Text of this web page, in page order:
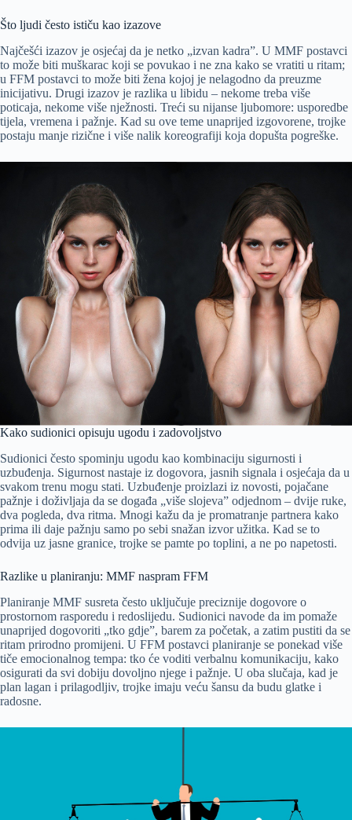
Što ljudi često ističu kao izazove
Najčešći izazov je osjećaj da je netko „izvan kadra”. U MMF postavci
to može biti muškarac koji se povukao i ne zna kako se vratiti u ritam;
u FFM postavci to može biti žena kojoj je nelagodno da preuzme
inicijativu. Drugi izazov je razlika u libidu – nekome treba više
poticaja, nekome više nježnosti. Treći su nijanse ljubomore: usporedbe
tijela, vremena i pažnje. Kad su ove teme unaprijed izgovorene, trojke
postaju manje rizične i više nalik koreografiji koja dopušta pogreške.
Kako sudionici opisuju ugodu i zadovoljstvo
Sudionici često spominju ugodu kao kombinaciju sigurnosti i
uzbuđenja. Sigurnost nastaje iz dogovora, jasnih signala i osjećaja da u
svakom trenu mogu stati. Uzbuđenje proizlazi iz novosti, pojačane
pažnje i doživljaja da se događa „više slojeva” odjednom – dvije ruke,
dva pogleda, dva ritma. Mnogi kažu da je promatranje partnera kako
prima ili daje pažnju samo po sebi snažan izvor užitka. Kad se to
odvija uz jasne granice, trojke se pamte po toplini, a ne po napetosti.
Razlike u planiranju: MMF naspram FFM
Planiranje MMF susreta često uključuje preciznije dogovore o
prostornom rasporedu i redoslijedu. Sudionici navode da im pomaže
unaprijed dogovoriti „tko gdje”, barem za početak, a zatim pustiti da se
ritam prirodno promijeni. U FFM postavci planiranje se ponekad više
tiče emocionalnog tempa: tko će voditi verbalnu komunikaciju, kako
osigurati da svi dobiju dovoljno njege i pažnje. U oba slučaja, kad je
plan lagan i prilagodljiv, trojke imaju veću šansu da budu glatke i
radosne.